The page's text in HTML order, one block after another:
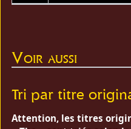
Voir aussi
Tri par titre
Attention, les titres